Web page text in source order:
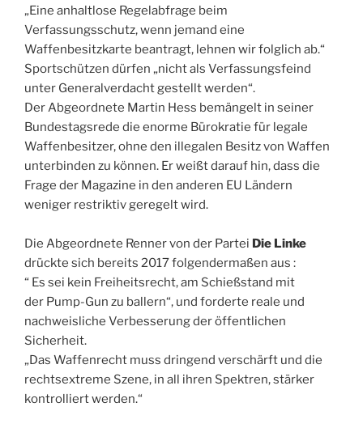
„Eine anhaltlose Regelabfrage beim
Verfassungsschutz, wenn jemand eine
Waffenbesitzkarte beantragt, lehnen wir folglich ab.“
Sportschützen dürfen „nicht als Verfassungsfeind
unter Generalverdacht gestellt werden“.
Der Abgeordnete Martin Hess bemängelt in seiner
Bundestagsrede die enorme Bürokratie für legale
Waffenbesitzer, ohne den illegalen Besitz von Waffen
unterbinden zu können. Er weißt darauf hin, dass die
Frage der Magazine in den anderen EU Ländern
weniger restriktiv geregelt wird.
Die Abgeordnete Renner von der Partei Die Linke
drückte sich bereits 2017 folgendermaßen aus :
“ Es sei kein Freiheitsrecht, am Schießstand mit
der Pump-Gun zu ballern“, und forderte reale und
nachweisliche Verbesserung der öffentlichen
Sicherheit.
„Das Waffenrecht muss dringend verschärft und die
rechtsextreme Szene, in all ihren Spektren, stärker
kontrolliert werden.“